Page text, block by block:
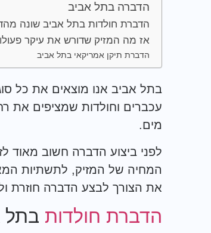
הדברה בתל אביב
הדברת חולדות בתל אביב שונה
אז מה המזיק שדורש את עיקר
הדברת תיקן אמריקאי בתל אביב
בתל אביב אנו מוצאים את כל
עכברים וחולדות שמציפים את
מים.
לפני ביצוע הדברה חשוב מאוד
המחיה של המזיק, לתשתיות
את הצורך לבצע הדברה חוזרת
הדברת חולדות בתל